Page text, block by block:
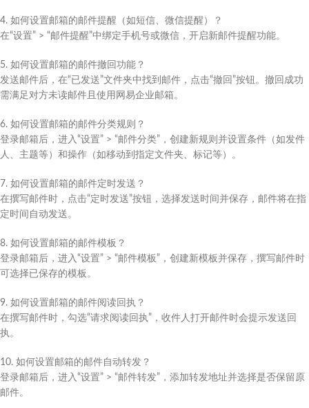
4. 如何设置邮箱的邮件提醒（如短信、微信提醒）？
在“设置” > “邮件提醒”中绑定手机号或微信，开启新邮件提醒功能。
5. 如何设置邮箱的邮件撤回功能？
发送邮件后，在“已发送”文件夹中找到邮件，点击“撤回”按钮。撤回成功
需满足对方未读邮件且使用网易企业邮箱。
6. 如何设置邮箱的邮件分类规则？
登录邮箱后，进入“设置” > “邮件分类”，创建新规则并设置条件（如发件
人、主题等）和操作（如移动到指定文件夹、标记等）。
7. 如何设置邮箱的邮件定时发送？
在撰写邮件时，点击“定时发送”按钮，选择发送时间并保存，邮件将在指
定时间自动发送。
8. 如何设置邮箱的邮件模板？
登录邮箱后，进入“设置” > “邮件模板”，创建新模板并保存，撰写邮件时
可选择已保存的模板。
9. 如何设置邮箱的邮件阅读回执？
在撰写邮件时，勾选“请求阅读回执”，收件人打开邮件时会提示发送回
执。
10. 如何设置邮箱的邮件自动转发？
登录邮箱后，进入“设置” > “邮件转发”，添加转发地址并选择是否保留原
邮件。